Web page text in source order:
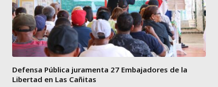
Defensa Pública juramenta 27 Embajadores de la
Libertad en Las Cañitas